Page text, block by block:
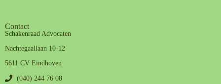
Contact
Schakenraad Advocaten
Nachtegaallaan 10-12
5611 CV Eindhoven
(040) 244 76 08